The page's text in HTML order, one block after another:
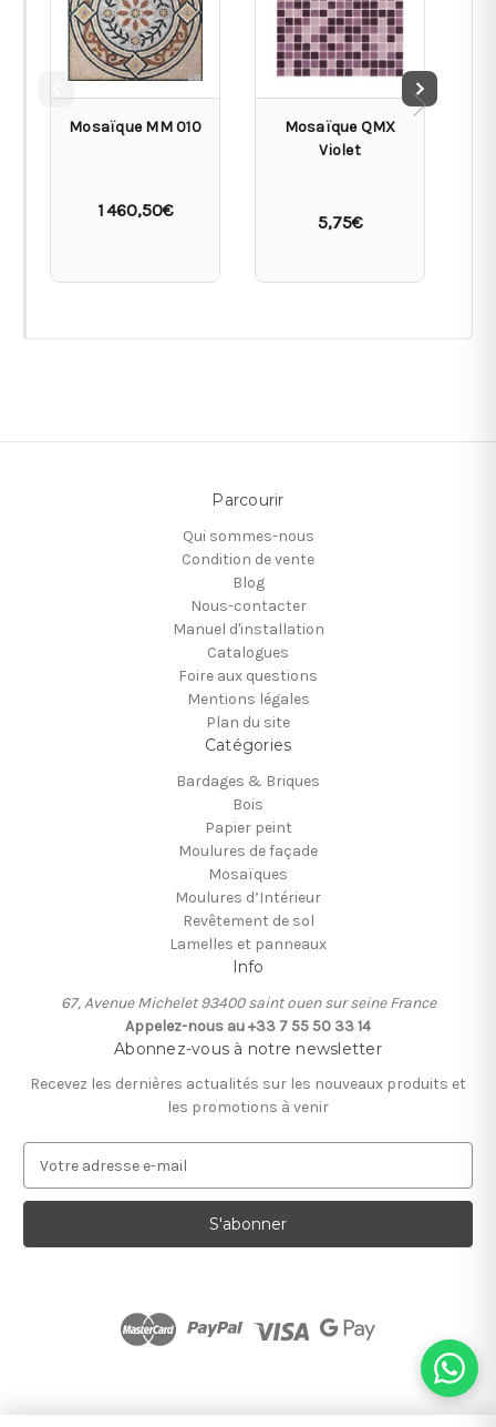
Mosaïque MM 010
1 460,50€
Mosaïque QMX
Violet
5,75€
Parcourir
Qui sommes-nous
Condition de vente
Blog
Nous-contacter
Manuel d'installation
Catalogues
Foire aux questions
Mentions légales
Plan du site
Catégories
Bardages & Briques
Bois
Papier peint
Moulures de façade
Mosaïques
Moulures d’Intérieur
Revêtement de sol
Lamelles et panneaux
Info
67, Avenue Michelet 93400 saint ouen sur seine France
Appelez-nous au +33 7 55 50 33 14
Abonnez-vous à notre newsletter
Recevez les dernières actualités sur les nouveaux produits et
les promotions à venir
r
s